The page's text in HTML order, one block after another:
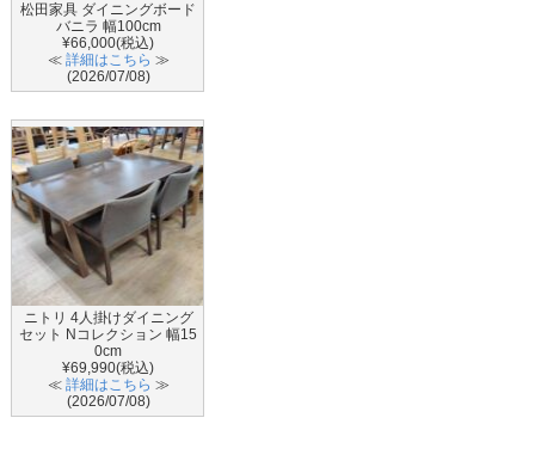
松田家具 ダイニングボード
バニラ 幅100cm
¥66,000(税込)
≪ 詳細はこちら ≫
(2026/07/08)
ニトリ 4人掛けダイニング
セット Nコレクション 幅15
0cm
¥69,990(税込)
≪ 詳細はこちら ≫
(2026/07/08)